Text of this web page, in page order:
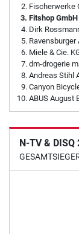
Fischerwerke
Fitshop GmbH
Dirk
Ravensburger
Miele & Cie.
dm-drogerie
Andreas Stihl
Canyon
ABUS August
N-TV & DISQ